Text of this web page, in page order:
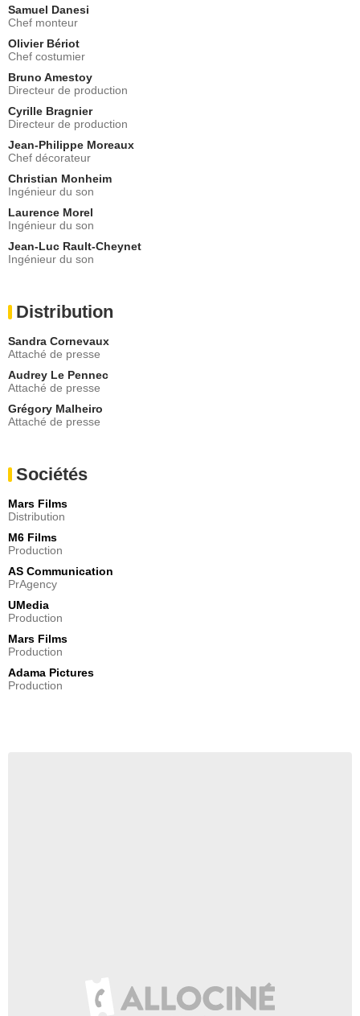
Samuel Danesi
Chef monteur
Olivier Bériot
Chef costumier
Bruno Amestoy
Directeur de production
Cyrille Bragnier
Directeur de production
Jean-Philippe Moreaux
Chef décorateur
Christian Monheim
Ingénieur du son
Laurence Morel
Ingénieur du son
Jean-Luc Rault-Cheynet
Ingénieur du son
Distribution
Sandra Cornevaux
Attaché de presse
Audrey Le Pennec
Attaché de presse
Grégory Malheiro
Attaché de presse
Sociétés
Mars Films
Distribution
M6 Films
Production
AS Communication
PrAgency
UMedia
Production
Mars Films
Production
Adama Pictures
Production